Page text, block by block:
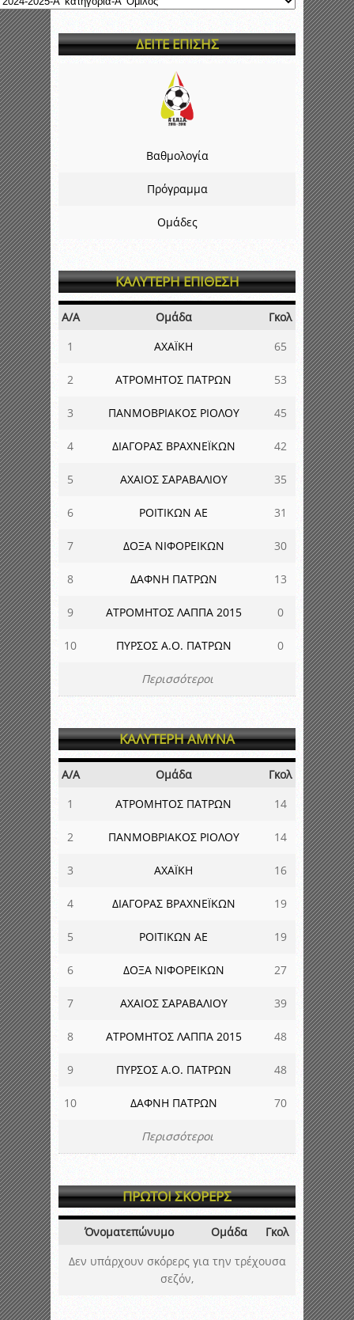
ΔΕΙΤΕ ΕΠΙΣΗΣ
Βαθμολογία
Πρόγραμμα
Ομάδες
ΚΑΛΥΤΕΡΗ ΕΠΙΘΕΣΗ
Α/Α Ομάδα
Γκολ
1
ΑΧΑΪΚΗ 65
2 ΑΤΡΟΜΗΤΟΣ ΠΑΤΡΩΝ 53
3 ΠΑΝΜΟΒΡΙΑΚΟΣ ΡΙΟΛΟΥ 45
4 ΔΙΑΓΟΡΑΣ ΒΡΑΧΝΕΪΚΩΝ 42
5 ΑΧΑΙΟΣ ΣΑΡΑΒΑΛΙΟΥ 35
6 ΡΟΙΤΙΚΩΝ ΑΕ 31
7 ΔΟΞΑ ΝΙΦΟΡΕΙΚΩΝ 30
8 ΔΑΦΝΗ ΠΑΤΡΩΝ 13
9 ΑΤΡΟΜΗΤΟΣ ΛΑΠΠΑ 2015 0
10 ΠΥΡΣΟΣ Α.Ο. ΠΑΤΡΩΝ 0
Περισσότεροι
ΚΑΛΥΤΕΡΗ ΑΜΥΝΑ
Α/Α Ομάδα
Γκολ
1
ΑΤΡΟΜΗΤΟΣ ΠΑΤΡΩΝ 14
2 ΠΑΝΜΟΒΡΙΑΚΟΣ ΡΙΟΛΟΥ 14
3 ΑΧΑΪΚΗ 16
4 ΔΙΑΓΟΡΑΣ ΒΡΑΧΝΕΪΚΩΝ 19
5 ΡΟΙΤΙΚΩΝ ΑΕ 19
6 ΔΟΞΑ ΝΙΦΟΡΕΙΚΩΝ 27
7 ΑΧΑΙΟΣ ΣΑΡΑΒΑΛΙΟΥ 39
8 ΑΤΡΟΜΗΤΟΣ ΛΑΠΠΑ 2015 48
9 ΠΥΡΣΟΣ Α.Ο. ΠΑΤΡΩΝ 48
10 ΔΑΦΝΗ ΠΑΤΡΩΝ 70
Περισσότεροι
ΠΡΩΤΟΙ ΣΚΟΡΕΡΣ
Όνοματεπώνυμο Ομάδα
Γκολ
Δεν υπάρχουν σκόρερς για την τρέχουσα
σεζόν,